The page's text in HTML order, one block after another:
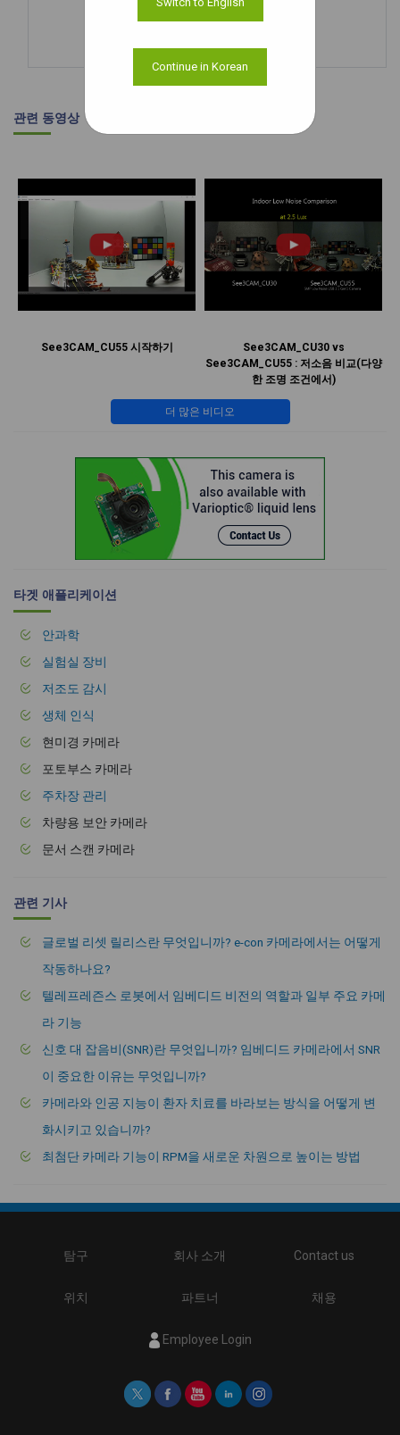
2MP HDR 카메라
관련 동영상
See3CAM_CU55 시작하기
See3CAM_CU30 vs
See3CAM_CU55 : 저소음 비교(다양
한 조명 조건에서)
더 많은 비디오
타겟 애플리케이션
안과학
실험실 장비
저조도 감시
생체 인식
현미경 카메라
포토부스 카메라
주차장 관리
차량용 보안 카메라
문서 스캔 카메라
관련 기사
글로벌 리셋 릴리스란 무엇입니까? e-con 카메라에서는 어떻게
작동하나요?
텔레프레즌스 로봇에서 임베디드 비전의 역할과 일부 주요 카메
라 기능
신호 대 잡음비(SNR)란 무엇입니까? 임베디드 카메라에서 SNR
이 중요한 이유는 무엇입니까?
카메라와 인공 지능이 환자 치료를 바라보는 방식을 어떻게 변
화시키고 있습니까?
최첨단 카메라 기능이 RPM을 새로운 차원으로 높이는 방법
탐구 회사 소개 Contact us
위치 파트너 채용
Employee Login
Continue in Korean